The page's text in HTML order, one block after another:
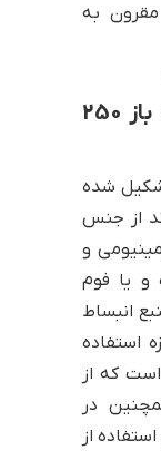
مقرون به
جنس و اجزای منبع انبساط باز 250
شده
از جنس
و
و یا فوم
انبساط
استفاده
که از
در
از